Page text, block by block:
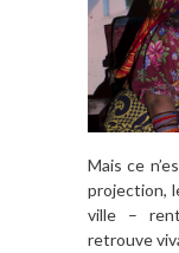
Mais ce
projection,
ville –
retrouve